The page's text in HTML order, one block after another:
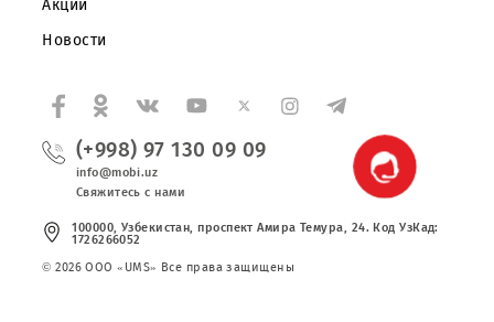
О компании
Партнерам
Правовая информация
Публичная оферта
Вакансии